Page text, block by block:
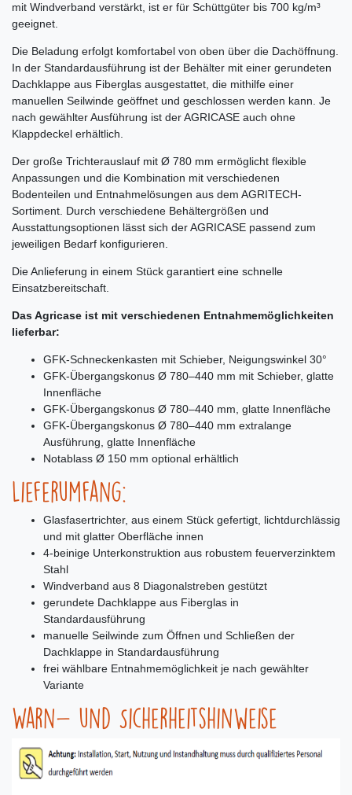
mit Windverband verstärkt, ist er für Schüttgüter bis 700 kg/m³
geeignet.
Die Beladung erfolgt komfortabel von oben über die Dachöffnung.
In der Standardausführung ist der Behälter mit einer gerundeten
Dachklappe aus Fiberglas ausgestattet, die mithilfe einer
manuellen Seilwinde geöffnet und geschlossen werden kann. Je
nach gewählter Ausführung ist der AGRICASE auch ohne
Klappdeckel erhältlich.
Der große Trichterauslauf mit Ø 780 mm ermöglicht flexible
Anpassungen und die Kombination mit verschiedenen
Bodenteilen und Entnahmelösungen aus dem AGRITECH-
Sortiment. Durch verschiedene Behältergrößen und
Ausstattungsoptionen lässt sich der AGRICASE passend zum
jeweiligen Bedarf konfigurieren.
Die Anlieferung in einem Stück garantiert eine schnelle
Einsatzbereitschaft.
Das Agricase ist mit verschiedenen Entnahmemöglichkeiten
lieferbar:
GFK-Schneckenkasten mit Schieber, Neigungswinkel 30°
GFK-Übergangskonus Ø 780–440 mm mit Schieber, glatte
Innenfläche
GFK-Übergangskonus Ø 780–440 mm, glatte Innenfläche
GFK-Übergangskonus Ø 780–440 mm extralange
Ausführung, glatte Innenfläche
Notablass Ø 150 mm optional erhältlich
Lieferumfang:
Glasfasertrichter, aus einem Stück gefertigt, lichtdurchlässig
und mit glatter Oberfläche innen
4-beinige Unterkonstruktion aus robustem feuerverzinktem
Stahl
Windverband aus 8 Diagonalstreben gestützt
gerundete Dachklappe aus Fiberglas in
Standardausführung
manuelle Seilwinde zum Öffnen und Schließen der
Dachklappe in Standardausführung
frei wählbare Entnahmemöglichkeit je nach gewählter
Variante
Warn- und Sicherheitshinweise